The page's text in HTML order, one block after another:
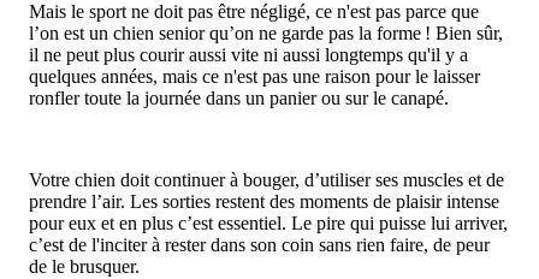
Mais le sport ne doit pas être négligé, ce n'est pas parce que
l’on est un chien senior qu’on ne garde pas la forme ! Bien sûr,
il ne peut plus courir aussi vite ni aussi longtemps qu'il y a
quelques années, mais ce n'est pas une raison pour le laisser
ronfler toute la journée dans un panier ou sur le canapé.
Votre chien doit continuer à bouger, d’utiliser ses muscles et de
prendre l’air. Les sorties restent des moments de plaisir intense
pour eux et en plus c’est essentiel. Le pire qui puisse lui arriver,
c’est de l'inciter à rester dans son coin sans rien faire, de peur
de le brusquer.